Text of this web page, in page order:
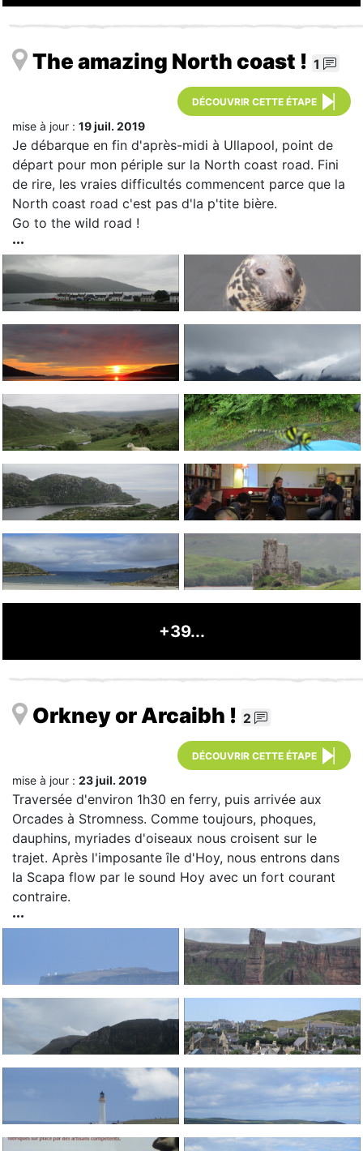
The amazing North coast ! 1
DÉCOUVRIR CETTE ÉTAPE
mise à jour : 19 juil. 2019
Je débarque en fin d'après-midi à Ullapool, point de
départ pour mon périple sur la North coast road. Fini
de rire, les vraies difficultés commencent parce que la
North coast road c'est pas d'la p'tite bière.
Go to the wild road !
+39...
Orkney or Arcaibh ! 2
DÉCOUVRIR CETTE ÉTAPE
mise à jour : 23 juil. 2019
Traversée d'environ 1h30 en ferry, puis arrivée aux
Orcades à Stromness. Comme toujours, phoques,
dauphins, myriades d'oiseaux nous croisent sur le
trajet. Après l'imposante île d'Hoy, nous entrons dans
la Scapa flow par le sound Hoy avec un fort courant
contraire.